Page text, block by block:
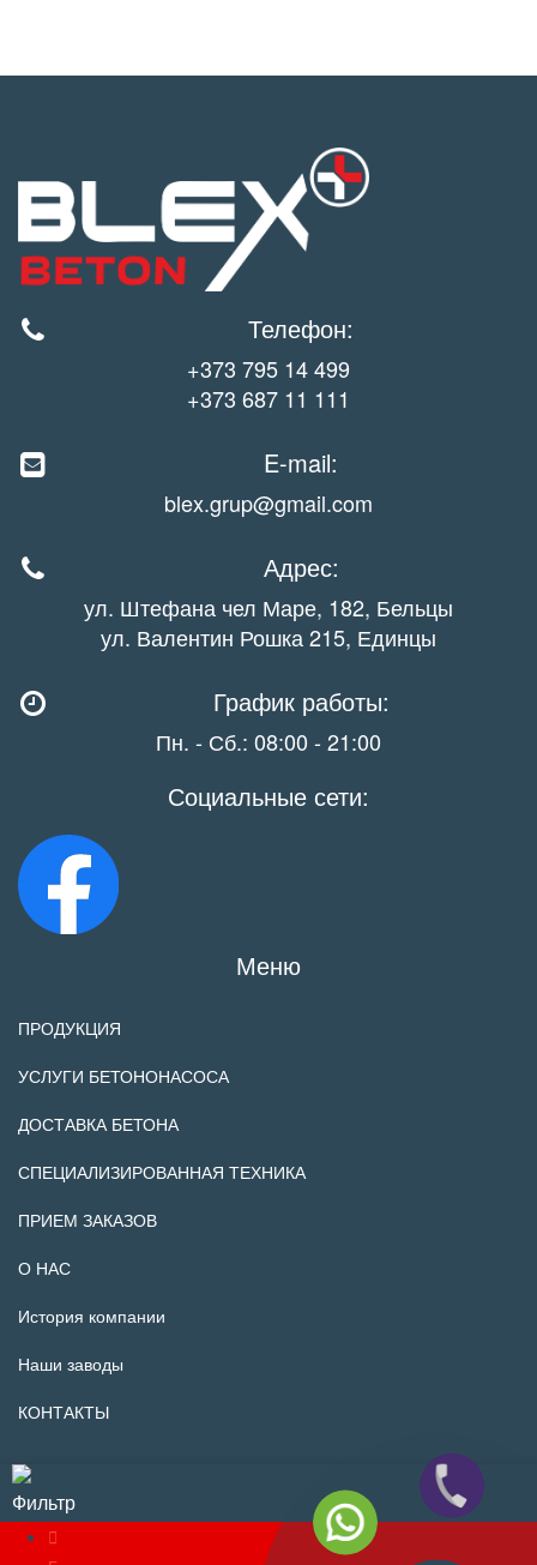
Телефон:
+373 795 14 499
+373 687 11 111
E-mail:
blex.grup@gmail.com
Адрес:
ул. Штефана чел Маре, 182, Бельцы
ул. Валентин Рошка 215, Единцы
График работы:
Пн. - Сб.: 08:00 - 21:00
Социальные сети:
Меню
ПРОДУКЦИЯ
УСЛУГИ БЕТОНОНАСОСА
ДОСТАВКА БЕТОНА
СПЕЦИАЛИЗИРОВАННАЯ ТЕХНИКА
ПРИЕМ ЗАКАЗОВ
О НАС
История компании
Наши заводы
КОНТАКТЫ
Фильтр